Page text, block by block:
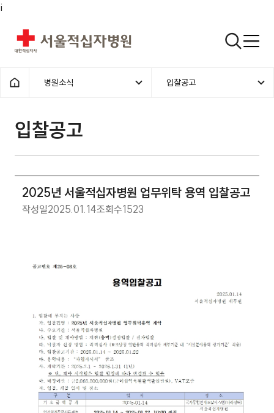
i
서울적십자병원 검색열기
홈으로 1차메뉴
병원소식 2차메뉴
입찰공고
입찰공고 | 병원소식 | 2025년 서
입찰공고
2025년 서울적십자병원 업무위탁 용역 입찰공고
작성일2025.01.14조회수1523